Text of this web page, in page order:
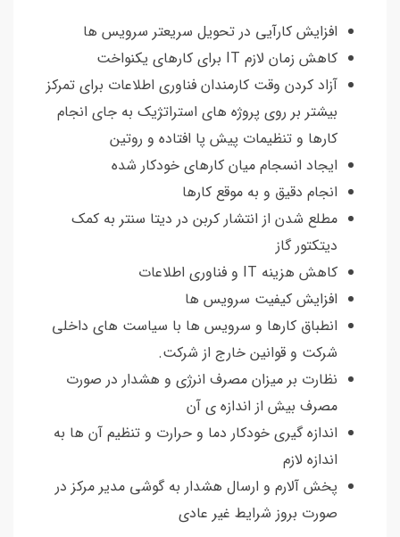
افزایش کارآیی در تحویل سریعتر سرویس ها
کاهش زمان لازم IT برای کارهای یکنواخت
آزاد کردن وقت کارمندان فناوری اطلاعات برای تمرکز
بیشتر بر روی پروژه های استراتژیک به جای انجام
کارها و تنظیمات پیش پا افتاده و روتین
ایجاد انسجام میان کارهای خودکار شده
انجام دقیق و به موقع کارها
مطلع شدن از انتشار کربن در دیتا سنتر به کمک
دیتکتور گاز
کاهش هزینه IT و فناوری اطلاعات
افزایش کیفیت سرویس ها
انطباق کارها و سرویس ها با سیاست های داخلی
شرکت و قوانین خارج از شرکت.
نظارت بر میزان مصرف انرژی و هشدار در صورت
مصرف بیش از اندازه ی آن
اندازه گیری خودکار دما و حرارت و تنظیم آن ها به
اندازه لازم
پخش آلارم و ارسال هشدار به گوشی مدیر مرکز در
صورت بروز شرایط غیر عادی